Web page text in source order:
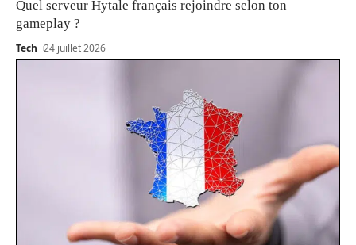
Quel serveur Hytale français rejoindre selon ton
gameplay ?
Tech 24 juillet 2026